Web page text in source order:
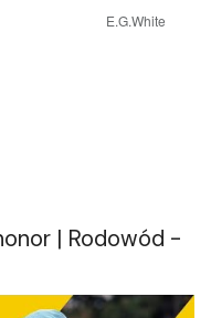
E.G.White
| Rodowód -